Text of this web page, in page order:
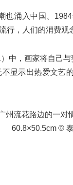
也涌入中国。
行，人们的消费观
中，画家将自己
显示出热爱文艺